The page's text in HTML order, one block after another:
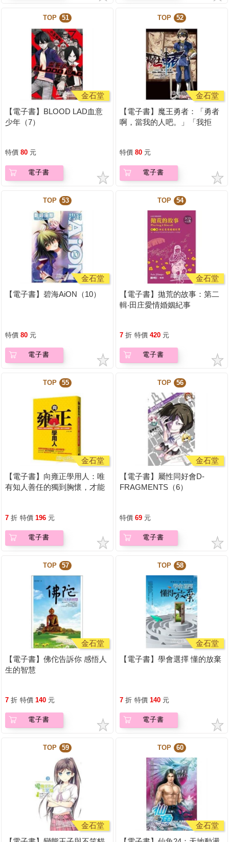
TOP 51
金石堂
【電子書】BLOOD LAD血意
少年（7）
特價 80 元
電子書
TOP 52
金石堂
【電子書】魔王勇者：「勇者
啊，當我的人吧。」「我拒
特價 80 元
電子書
TOP 53
金石堂
【電子書】碧海AiON（10）
特價 80 元
電子書
TOP 54
金石堂
【電子書】拋荒的故事：第二
輯‧田庄愛情婚姻紀事
7 折 特價 420 元
電子書
TOP 55
金石堂
【電子書】向雍正學用人：唯
有知人善任的獨到胸懷，才能
7 折 特價 196 元
電子書
TOP 56
金石堂
【電子書】屬性同好會D-
FRAGMENTS（6）
特價 69 元
電子書
TOP 57
金石堂
【電子書】佛佗告訴你 感悟人
生的智慧
7 折 特價 140 元
電子書
TOP 58
金石堂
【電子書】學會選擇 懂的放棄
7 折 特價 140 元
電子書
TOP 59
金石堂
TOP 60
金石堂